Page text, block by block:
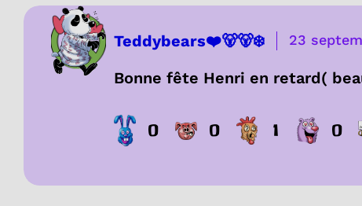
Teddybears❤️🐻🐻‍❄️ 23
Bonne fête Henri en retard(
0 0 1 0